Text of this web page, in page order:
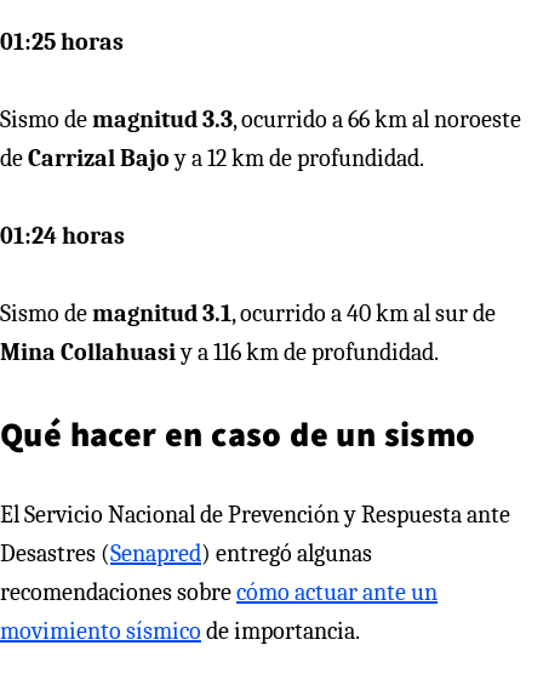
01:25 horas
Sismo demagnitud 3.3, ocurrido a 66 km al noroeste
deCarrizal Bajoy a 12 km de profundidad.
01:24 horas
Sismo demagnitud 3.1, ocurrido a 40 km al sur de
Mina Collahuasiy a 116 km de profundidad.
Qué hacer en caso de un sismo
El Servicio Nacional de Prevención y Respuesta ante
Desastres (Senapred) entregó algunas
recomendaciones sobrecómo actuar ante un
movimiento sísmico de importancia.